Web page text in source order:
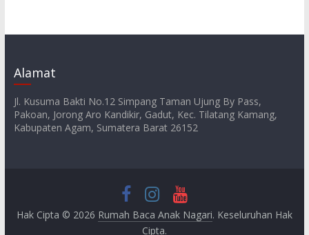
Alamat
Jl. Kusuma Bakti No.12 Simpang Taman Ujung By Pass,
Pakoan, Jorong Aro Kandikir, Gadut, Kec. Tilatang Kamang,
Kabupaten Agam, Sumatera Barat 26152
Hak Cipta © 2026 Rumah Baca Anak Nagari. Keseluruhan Hak
Cipta.